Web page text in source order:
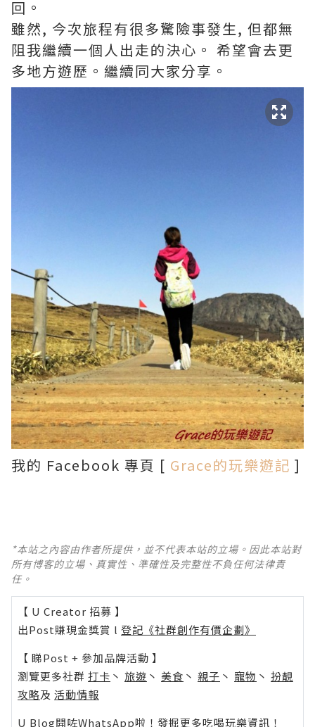
回。
雖然, 今次旅程有很多驚險事發生, 但都無
阻我繼續一個人出走的決心。 希望會去更
多地方遊歷。繼續同大家分享。
我的 Facebook 專頁 [ Grace的玩樂遊記 ]
*本站之內容由作者所提供，並不代表本站的立場。因此本站對
所有博客的立場、真實性、準確性及完整性不負任何法律責
任。
【 U Creator 招募 】
出Post賺現金獎賞 l 登記《社群創作有價企劃》
【 睇Post + 參加品牌活動 】
瀏覽更多社群 打卡 丶 旅遊 丶 美食 丶 親子 丶 寵物 丶 扮靚
攻略及 活動情報
U Blog開咗WhatsApp啦！發掘更多吃喝玩樂資訊！